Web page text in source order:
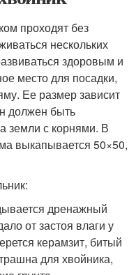
проходят без
нескольких
здоровым и
место для посадки,
Ее размер зависит
должен быть
земли с корнями. В
выкапывается 50×50,
дренажный
от застоя влаги у
керамзит, битый
для хвойника,